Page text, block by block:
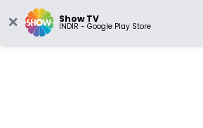
Show TV
İNDİR - Google Play Store